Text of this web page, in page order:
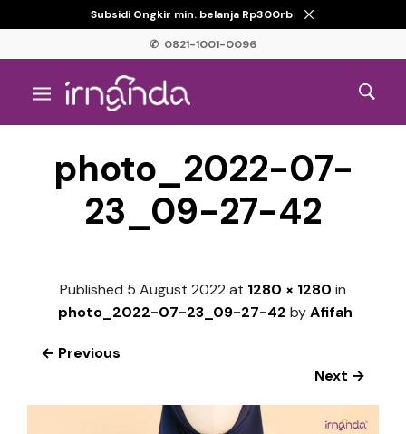
Subsidi Ongkir min. belanja Rp300rb
✆ 0821-1001-0096
photo_2022-07-
23_09-27-42
Published 5 August 2022 at 1280 × 1280 in
photo_2022-07-23_09-27-42 byAfifah
← Previous
Next →